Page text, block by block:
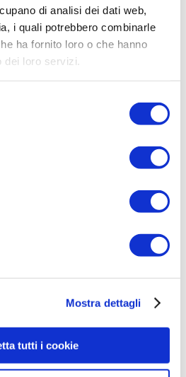
di analisi dei dati web,
i quali potrebbero combinarle
ha fornito loro o che hanno
loro servizi.
Mostra dettagli
tutti i cookie
greenai consigli per
l’obiettivo è
un alleato del
le festività.
IL FORM CON I
PER RICEVERE